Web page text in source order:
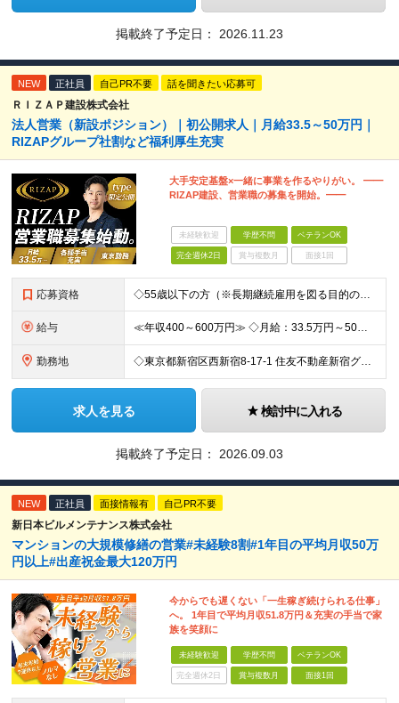
掲載終了予定日： 2026.11.23
NEW 正社員 自己PR不要 話を聞きたい応募可
ＲＩＺＡＰ建設株式会社
法人営業（新設ポジション）｜初公開求人｜月給33.5～50万円｜
RIZAPグループ社割など福利厚生充実
大手安定基盤×一緒に事業を作るやりがい。 ━━
RIZAP建設、営業職の募集を開始。━━
未経験歓迎 学歴不問 ベテランOK
完全週休2日 賞与複数月 面接1回
応募資格 ◇55歳以下の方（※長期継続雇用を図る目的のため） ◇以下の必須スキルをお持ちの方 ≪必須スキル≫ ・BtoBの法人営業経験のある方 ・一都三県での勤務が可能な方 ※学歴不問 ≪歓迎スキル≫ ・内
給与 ≪年収400～600万円≫ ◇月給：33.5万円～50万円 ◇残業代別途支給（固定残業代なし） ◇昇給年2回 実力・実績に応じた評価制度 ￣￣￣￣￣￣￣￣￣￣￣￣￣ 新設ポジションのため、あなたの実
勤務地 ◇東京都新宿区西新宿8-17-1 住友不動産新宿グランドタワー36F ◇現地（店舗・取引先）へ出向く場合もあります 【本社所在地】 東京都新宿区西新宿8-17-1 住友不動産新宿グランドタワー36F
求人を見る 検討中に入れる
掲載終了予定日： 2026.09.03
NEW 正社員 面接情報有 自己PR不要
新日本ビルメンテナンス株式会社
マンションの大規模修繕の営業#未経験8割#1年目の平均月収50万
円以上#出産祝金最大120万円
今からでも遅くない「一生稼ぎ続けられる仕事」
へ。 1年目で平均月収51.8万円＆充実の手当で家
族を笑顔に
未経験歓迎 学歴不問 ベテランOK
完全週休2日 賞与複数月 面接1回